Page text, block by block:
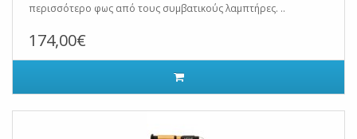
περισσότερο φως από τους συμβατικούς λαμπτήρες. ..
174,00€